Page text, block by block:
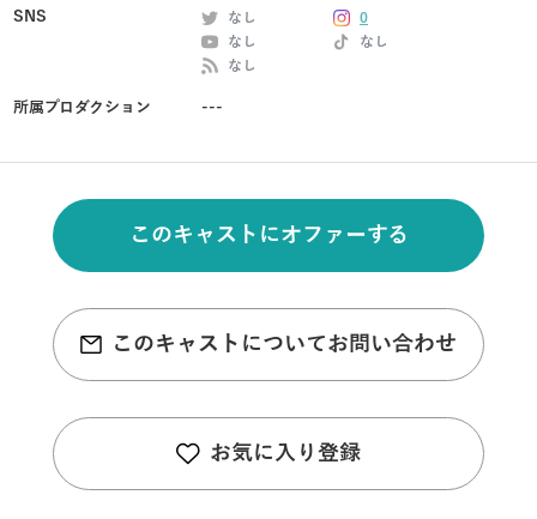
SNS
なし
0
なし
なし
なし
所属プロダクション ---
このキャストにオファーする
このキャストについてお問い合わせ
お気に入り登録